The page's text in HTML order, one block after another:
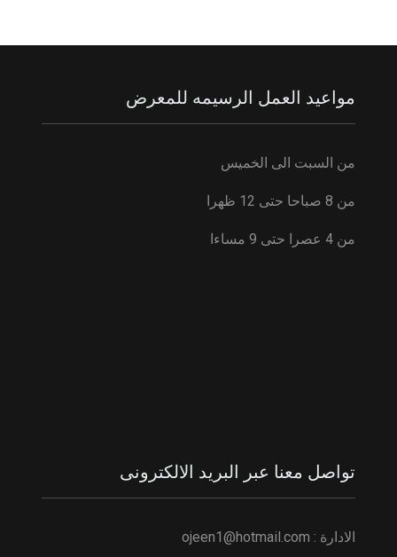
مواعيد العمل الرسيمه للمعرض
من السبت الى الخميس
من 8 صباحا حتى 12 ظهرا
من 4 عصرا حتى 9 مساءا
تواصل معنا عبر البريد الالكترونى
الادارة :